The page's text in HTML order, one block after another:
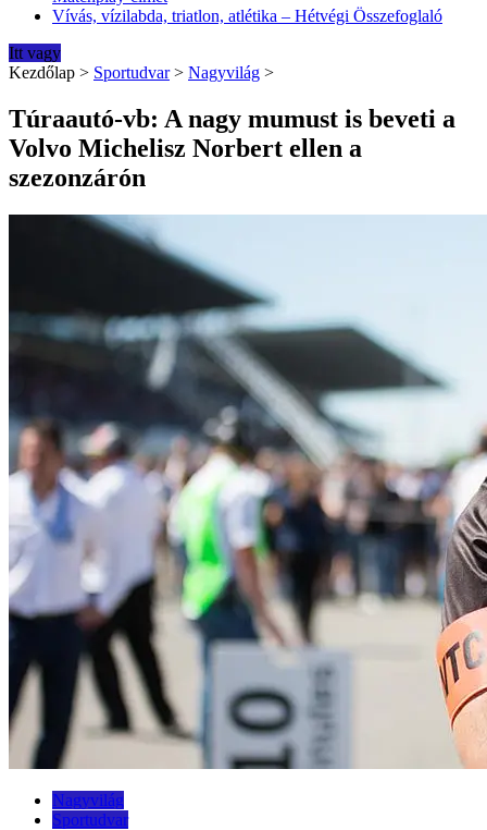
Vívás, vízilabda, triatlon, atlétika – Hétvégi Összefoglaló
Itt vagy
Kezdőlap > Sportudvar > Nagyvilág >
Túraautó-vb: A nagy mumust is beveti a
Volvo Michelisz Norbert ellen a
szezonzárón
Nagyvilág
Sportudvar